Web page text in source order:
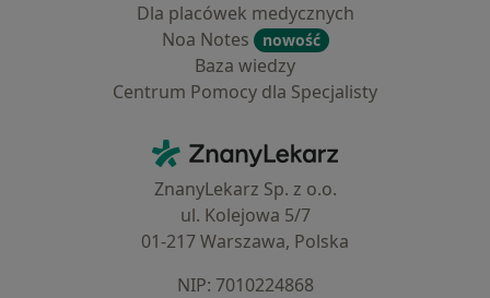
Dla placówek medycznych
Noa Notes
nowość
Baza wiedzy
Centrum Pomocy dla Specjalisty
ZnanyLekarz - Strona główna
ZnanyLekarz Sp. z o.o.
ul. Kolejowa 5/7
01-217 Warszawa, Polska
NIP: ⁠7010224868